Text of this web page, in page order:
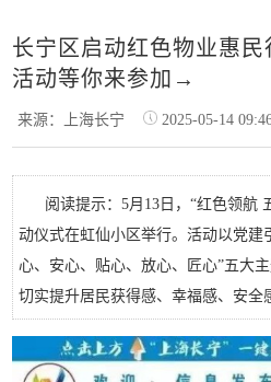
长宁区启动红色物业惠
活动等你来参加→
来源：上海长宁 2025-05-14
阅读提示：5月13日，“红色领航
动仪式在虹仙小区举行。活动以党建
心、安心、贴心、放心、匠心”五大
切实提升居民获得感、幸福感、安全